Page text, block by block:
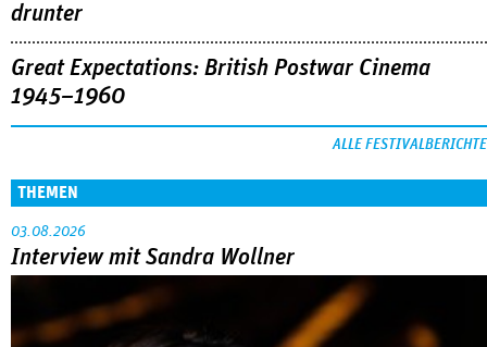
drunter
Great Expectations: British Postwar Cinema
1945–1960
ALLE FESTIVALBERICHTE
THEMEN
03.08.2026
Interview mit Sandra Wollner